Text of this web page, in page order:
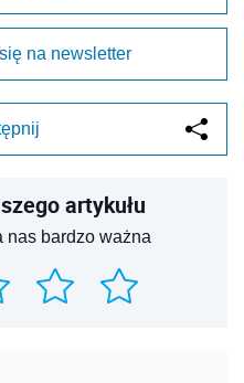
na newsletter
artykułu
nas bardzo ważna